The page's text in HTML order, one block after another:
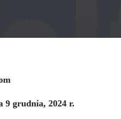
9 grudnia, 2024 r.